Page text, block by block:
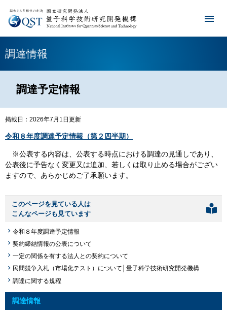
調達情報
調達予定情報
掲載日：2026年7月1日更新
令和８年度調達予定情報（第２四半期）
※公表する内容は、公表する時点における調達の見通しであり、
公表後に予告なく変更又は追加、若しくは取り止める場合がござい
ますので、あらかじめご了承願います。
このページを見ている人は
こんなページも見ています
令和８年度調達予定情報
契約締結情報の公表について
一定の関係を有する法人との契約について
民間競争入札（市場化テスト）について│量子科学技術研究開発機構
調達に関する規程
調達情報